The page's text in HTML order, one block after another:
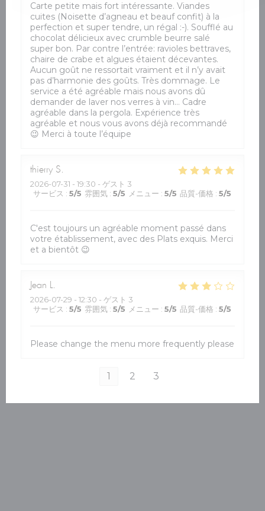
Carte petite mais fort intéressante. Viandes
cuites (Noisette d’agneau et beauf confit) à la
perfection et super tendre, un régal :-). Soufflé au
chocolat délicieux avec crumble beurre salé
super bon. Par contre l’entrée: ravioles bettraves,
chaire de crabe et algues étaient décevantes.
Aucun goût ne ressortait vraiment et il n’y avait
pas d’harmonie des goûts. Très dommage. Le
service a été agréable mais nous avons dû
demander de laver nos verres à vin… Cadre
agréable dans la pergola. Expérience très
agréable et nous vous avons déjà recommandé
😉 Merci à toute l’équipe
thierry S
2026-07-31 - 19:30 - ゲスト 3
サービス : 5/5 雰囲気 : 5/5 メニュー : 5/5 品質-価格 : 5/5
C'est toujours un agréable moment passé dans
votre établissement, avec des Plats exquis. Merci
et a bientôt 😉
Jean L
2026-07-29 - 12:30 - ゲスト 3
サービス : 5/5 雰囲気 : 5/5 メニュー : 5/5 品質-価格 : 5/5
Please change the menu more frequently please
1 2 3